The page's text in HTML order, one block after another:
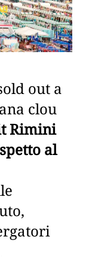
out a
clou
Rimini
al